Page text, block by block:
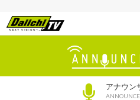
アナウン